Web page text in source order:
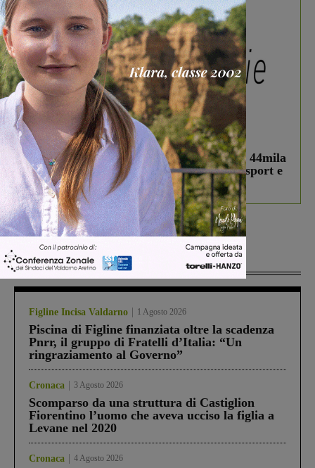
In vetrina 3 Agosto 2026
Estra Notizie agosto: Smart Cities, oltre 44mila
studenti coinvolti, torna il bando per lo sport e
debutta il podcast Estrair
Più lette
Figline Incisa Valdarno 1 Agosto 2026
Piscina di Figline finanziata oltre la scadenza
Pnrr, il gruppo di Fratelli d’Italia: “Un
ringraziamento al Governo”
Cronaca 3 Agosto 2026
Scomparso da una struttura di Castiglion
Fiorentino l’uomo che aveva ucciso la figlia a
Levane nel 2020
Cronaca 4 Agosto 2026